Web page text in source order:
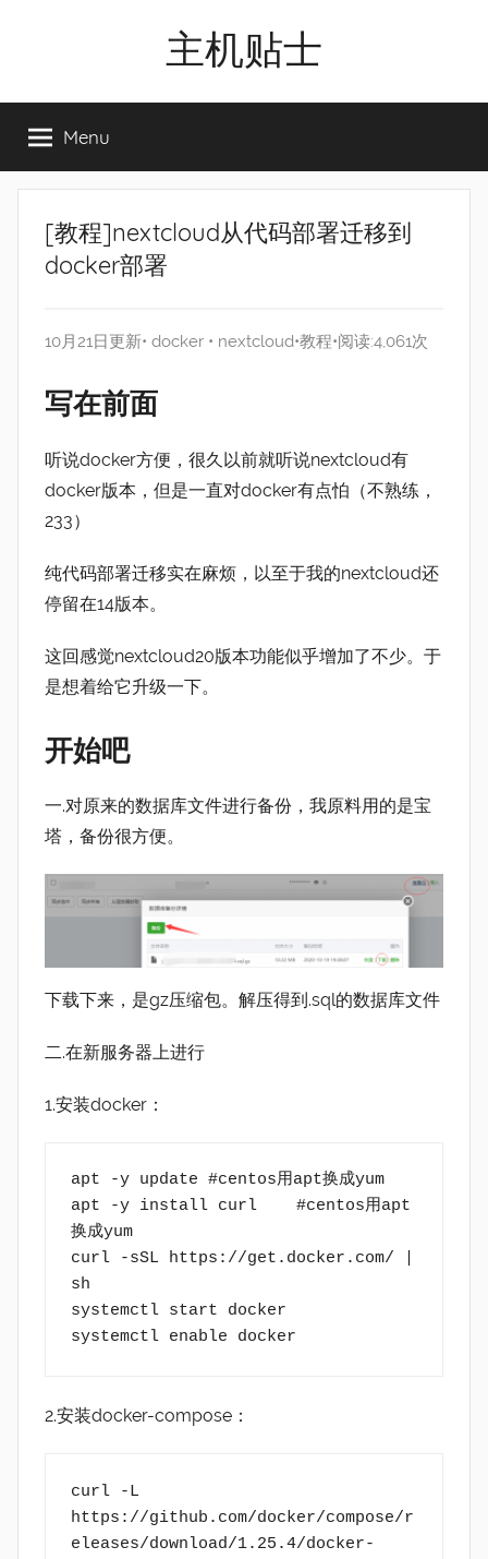
主机贴士
工|BandwagonHost
VPS|Vps|
主
Menu
[教程]nextcloud从代码部署迁移到
docker部署
10月21日更新• docker • nextcloud•教程•阅读:4,061次
写在前面
听说docker方便，很久以前就听说nextcloud有
docker版本，但是一直对docker有点怕（不熟练，
233）
纯代码部署迁移实在麻烦，以至于我的nextcloud还
停留在14版本。
这回感觉nextcloud20版本功能似乎增加了不少。于
是想着给它升级一下。
开始吧
一.对原来的数据库文件进行备份，我原料用的是宝
塔，备份很方便。
下载下来，是gz压缩包。解压得到.sql的数据库文件
二.在新服务器上进行
1.安装docker：
apt -y update #centos用apt换成yum
apt -y install curl    #centos用apt
换成yum
curl -sSL https://get.docker.com/ |
sh
systemctl start docker
systemctl enable docker
2.安装docker-compose：
curl -L
https://github.com/docker/compose/r
eleases/download/1.25.4/docker-